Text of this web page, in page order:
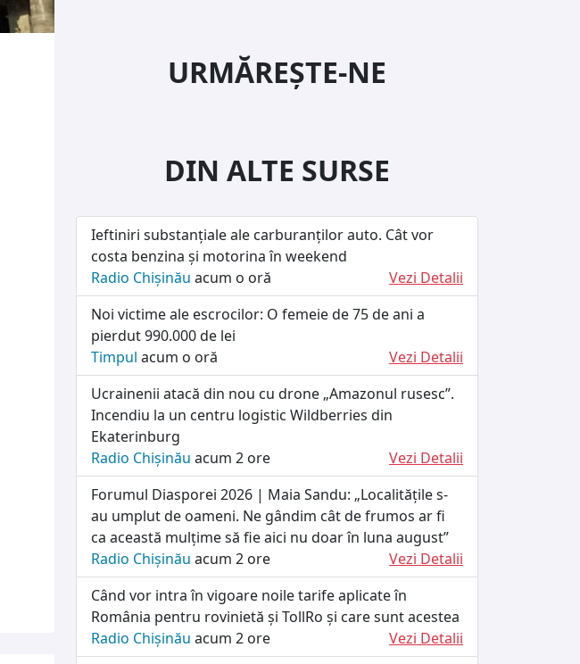
URMĂREȘTE-NE
DIN ALTE SURSE
Ieftiniri substanțiale ale carburanților auto. Cât vor
costa benzina și motorina în weekend
Radio Chișinău acum o oră
Vezi Detalii
Noi victime ale escrocilor: O femeie de 75 de ani a
pierdut 990.000 de lei
Timpul acum o oră
Vezi Detalii
Ucrainenii atacă din nou cu drone „Amazonul rusesc”.
Incendiu la un centru logistic Wildberries din
Ekaterinburg
Radio Chișinău acum 2 ore
Vezi Detalii
Forumul Diasporei 2026 | Maia Sandu: „Localitățile s-
au umplut de oameni. Ne gândim cât de frumos ar fi
ca această mulțime să fie aici nu doar în luna august”
Radio Chișinău acum 2 ore
Vezi Detalii
Când vor intra în vigoare noile tarife aplicate în
România pentru rovinietă și TollRo și care sunt acestea
Radio Chișinău acum 2 ore
Vezi Detalii